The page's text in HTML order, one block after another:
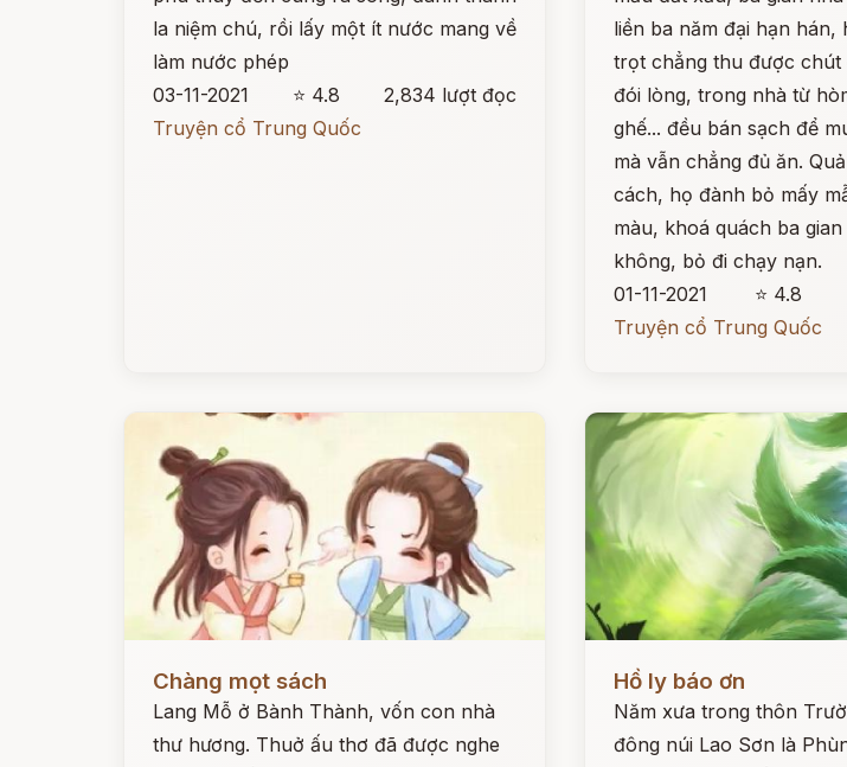
la niệm chú, rồi lấy một ít nước mang về
làm nước phép
03-11-2021
⭐ 4.8
2,834 lượt đọc
Truyện cổ Trung Quốc
liền ba năm đại hạn hán,
trọt chẳng thu được chút
đói lòng, trong nhà từ
ghế... đều bán sạch để
mà vẫn chẳng đủ ăn.
cách, họ đành bỏ mấy
màu, khoá quách ba
không, bỏ đi chạy nạn.
01-11-2021
⭐ 4.8
Truyện cổ Trung Quốc
Chàng mọt sách
Lang Mỗ ở Bành Thành, vốn con nhà
thư hương. Thuở ấu thơ đã được nghe
Đọc ngay
Hồ ly báo ơn
Năm xưa trong thôn
đông núi Lao Sơn là